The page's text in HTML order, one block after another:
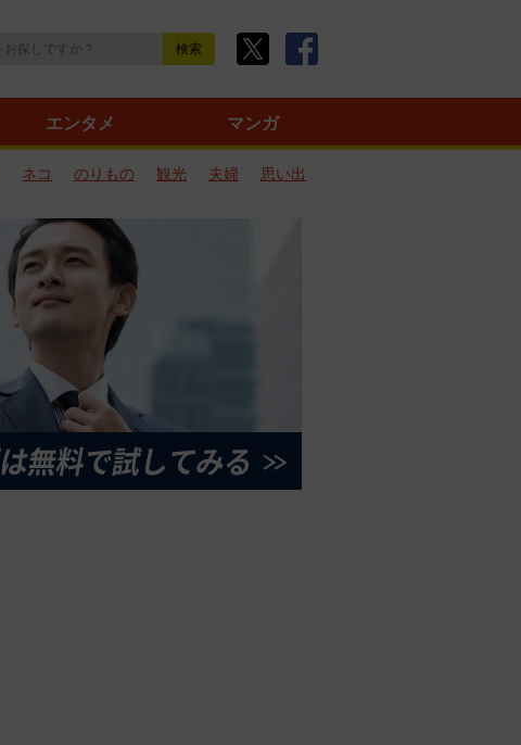
エンタメ マンガ
ネコ のりもの 観光 夫婦
思い出